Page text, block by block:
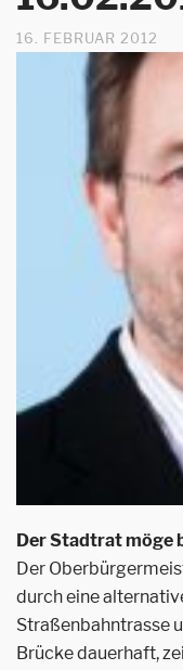
16. FEBRUAR 2012
Der Stadtrat möge
Der
durch eine
Straßenbahntrasse
Brücke dauerhaft,